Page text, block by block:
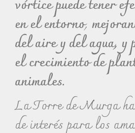
vórtice puede tener
en el entorno,
del aire y del agua, y
el crecimiento de
animales.
La Torre de Murga
de interés para los